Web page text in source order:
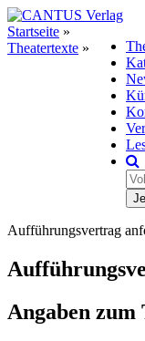
Startseite »
Theatertexte »
Aufführungsvertrag
Angaben zum